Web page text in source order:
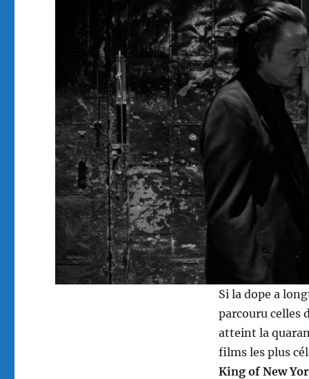
Si la dope a
parcouru celles
atteint la
films les plus
King of New